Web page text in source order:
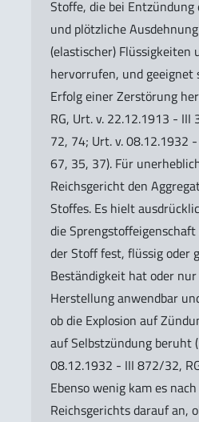
Stoffe, die bei
und plötzliche
(elastischer) Flüssigkeiten
hervorrufen, und geeignet
Erfolg einer Zerstörung
RG, Urt. v. 22.12.1913 - III
72, 74; Urt. v. 08.12.1932
67, 35, 37). Für
Reichsgericht den
Stoffes. Es hielt
die
der Stoff fest, flüssig oder
Beständigkeit hat oder
Herstellung anwendbar
ob die Explosion auf
auf Selbstzündung beruht
08.12.1932 - III 872/32,
Ebenso wenig kam es
Reichsgerichts darauf an,